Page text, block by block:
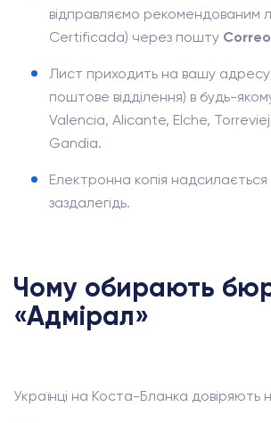
відправляємо рекомендованим
Certificada) через пошту
Лист приходить на вашу
поштове відділення) в будь-
Valencia, Alicante, Elche,
Gandia.
Електронна копія
заздалегідь.
Чому обирають
«Адмірал»
Українці на Коста-Бланка